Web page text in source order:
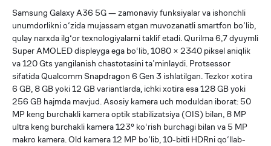
Samsung Galaxy A36 5G — zamonaviy funksiyalar va ishonchli
unumdorlikni o‘zida mujassam etgan muvozanatli smartfon bo‘lib,
qulay narxda ilg‘or texnologiyalarni taklif etadi. Qurilma 6,7 dyuymli
Super AMOLED displeyga ega bo‘lib, 1080 × 2340 piksel aniqlik
va 120 Gts yangilanish chastotasini ta’minlaydi. Protsessor
sifatida Qualcomm Snapdragon 6 Gen 3 ishlatilgan. Tezkor xotira
6 GB, 8 GB yoki 12 GB variantlarda, ichki xotira esa 128 GB yoki
256 GB hajmda mavjud. Asosiy kamera uch moduldan iborat: 50
MP keng burchakli kamera optik stabilizatsiya (OIS) bilan, 8 MP
ultra keng burchakli kamera 123° ko‘rish burchagi bilan va 5 MP
makro kamera. Old kamera 12 MP bo‘lib, 10-bitli HDRni qo‘llab-